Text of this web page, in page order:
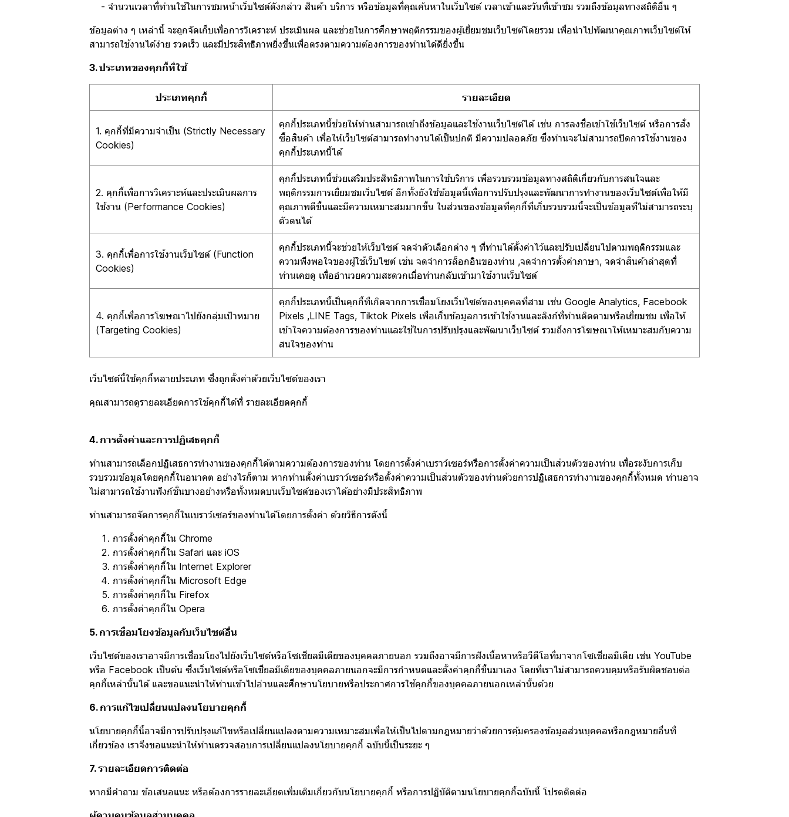
- จำนวนเวลาที่ท่านใช้ในการชมหน้าเว็บไซต์ดังกล่าว สินค้า บริการ หรือข้อมูลที่คุณค้นหาในเว็บไซต์ เวลาเข้าและวันที่เข้าชม รวมถึงข้อมูลทางสถิติอื่น ๆ
ข้อมูลต่าง ๆ เหล่านี้ จะถูกจัดเก็บเพื่อการวิเคราะห์ ประเมินผล และช่วยในการศึกษาพฤติกรรมของผู้เยี่ยมชมเว็บไซต์โดยรวม เพื่อนำไปพัฒนาคุณภาพเว็บไซต์ให้
สามารถใช้งานได้ง่าย รวดเร็ว และมีประสิทธิภาพยิ่งขึ้นเพื่อตรงตามความต้องการของท่านได้ดียิ่งขึ้น
3. ประเภทของคุกกี้ที่ใช้
ประเภทคุกกี้ รายละเอียด
1. คุกกี้ที่มีความจำเป็น (Strictly Necessary
Cookies)
คุกกี้ประเภทนี้ช่วยให้ท่านสามารถเข้าถึงข้อมูลและใช้งานเว็บไซต์ได้ เช่น การลงชื่อเข้าใช้เว็บไซต์ หรือการสั่ง
ซื้อสินค้า เพื่อให้เว็บไซต์สามารถทำงานได้เป็นปกติ มีความปลอดภัย ซึ่งท่านจะไม่สามารถปิดการใช้งานของ
คุกกี้ประเภทนี้ได้
2. คุกกี้เพื่อการวิเคราะห์และประเมินผลการ
ใช้งาน (Performance Cookies)
คุกกี้ประเภทนี้ช่วยเสริมประสิทธิภาพในการใช้บริการ เพื่อรวบรวมข้อมูลทางสถิติเกี่ยวกับการสนใจและ
พฤติกรรมการเยี่ยมชมเว็บไซต์ อีกทั้งยังใช้ข้อมูลนี้เพื่อการปรับปรุงและพัฒนาการทำงานของเว็บไซต์เพื่อให้มี
คุณภาพดีขึ้นและมีความเหมาะสมมากขึ้น ในส่วนของข้อมูลที่คุกกี้ที่เก็บรวบรวมนี้จะเป็นข้อมูลที่ไม่สามารถระบุ
ตัวตนได้
3. คุกกี้เพื่อการใช้งานเว็บไซต์ (Function
Cookies)
คุกกี้ประเภทนี้จะช่วยให้เว็บไซต์ จดจำตัวเลือกต่าง ๆ ที่ท่านได้ตั้งค่าไว้และปรับเปลี่ยนไปตามพฤติกรรมและ
ความพึงพอใจของผู้ใช้เว็บไซต์ เช่น จดจำการล็อกอินของท่าน ,จดจำการตั้งค่าภาษา, จดจำสินค้าล่าสุดที่
ท่านเคยดู เพื่ออำนวยความสะดวกเมื่อท่านกลับเข้ามาใช้งานเว็บไซต์
4. คุกกี้เพื่อการโฆษณาไปยังกลุ่มเป้าหมาย
(Targeting Cookies)
คุกกี้ประเภทนี้เป็นคุกกี้ที่เกิดจากการเชื่อมโยงเว็บไซต์ของบุคคลที่สาม เช่น Google Analytics, Facebook
Pixels ,LINE Tags, Tiktok Pixels เพื่อเก็บข้อมูลการเข้าใช้งานและลิงก์ที่ท่านติดตามหรือเยี่ยมชม เพื่อให้
เข้าใจความต้องการของท่านและใช้ในการปรับปรุงและพัฒนาเว็บไซต์ รวมถึงการโฆษณาให้เหมาะสมกับความ
สนใจของท่าน
เว็บไซต์นี้ใช้คุกกี้หลายประเภท ซึ่งถูกตั้งค่าด้วยเว็บไซต์ของเรา
คุณสามารถดูรายละเอียดการใช้คุกกี้ได้ที่ รายละเอียดคุกกี้
4. การตั้งค่าและการปฏิเสธคุกกี้
ท่านสามารถเลือกปฏิเสธการทำงานของคุกกี้ได้ตามความต้องการของท่าน โดยการตั้งค่าเบราว์เซอร์หรือการตั้งค่าความเป็นส่วนตัวของท่าน เพื่อระงับการเก็บ
รวบรวมข้อมูลโดยคุกกี้ในอนาคต อย่างไรก็ตาม หากท่านตั้งค่าเบราว์เซอร์หรือตั้งค่าความเป็นส่วนตัวของท่านด้วยการปฏิเสธการทำงานของคุกกี้ทั้งหมด ท่านอาจ
ไม่สามารถใช้งานฟังก์ชั่นบางอย่างหรือทั้งหมดบนเว็บไซต์ของเราได้อย่างมีประสิทธิภาพ
ท่านสามารถจัดการคุกกี้ในเบราว์เซอร์ของท่านได้โดยการตั้งค่า ด้วยวิธีการดังนี้
การตั้งค่าคุกกี้ใน Chrome
การตั้งค่าคุกกี้ใน Safari และ iOS
การตั้งค่าคุกกี้ใน Internet Explorer
การตั้งค่าคุกกี้ใน Microsoft Edge
การตั้งค่าคุกกี้ใน Firefox
การตั้งค่าคุกกี้ใน Opera
5. การเชื่อมโยงข้อมูลกับเว็บไซต์อื่น
เว็บไซต์ของเราอาจมีการเชื่อมโยงไปยังเว็บไซต์หรือโซเชียลมีเดียของบุคคลภายนอก รวมถึงอาจมีการฝังเนื้อหาหรือวีดีโอที่มาจากโซเชียลมีเดีย เช่น YouTube
หรือ Facebook เป็นต้น ซึ่งเว็บไซต์หรือโซเชียลมีเดียของบุคคลภายนอกจะมีการกำหนดและตั้งค่าคุกกี้ขึ้นมาเอง โดยที่เราไม่สามารถควบคุมหรือรับผิดชอบต่อ
คุกกี้เหล่านั้นได้ และขอแนะนำให้ท่านเข้าไปอ่านและศึกษานโยบายหรือประกาศการใช้คุกกี้ของบุคคลภายนอกเหล่านั้นด้วย
6. การแก้ไขเปลี่ยนแปลงนโยบายคุกกี้
นโยบายคุกกี้นี้อาจมีการปรับปรุงแก้ไขหรือเปลี่ยนแปลงตามความเหมาะสมเพื่อให้เป็นไปตามกฎหมายว่าด้วยการคุ้มครองข้อมูลส่วนบุคคลหรือกฎหมายอื่นที่
เกี่ยวข้อง เราจึงขอแนะนำให้ท่านตรวจสอบการเปลี่ยนแปลงนโยบายคุกกี้ ฉบับนี้เป็นระยะ ๆ
7. รายละเอียดการติดต่อ
หากมีคำถาม ข้อเสนอแนะ หรือต้องการรายละเอียดเพิ่มเติมเกี่ยวกับนโยบายคุกกี้ หรือการปฏิบัติตามนโยบายคุกกี้ฉบับนี้ โปรดติดต่อ